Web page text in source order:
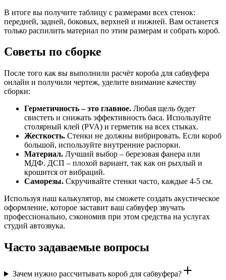
В итоге вы получите таблицу с размерами всех стенок:
передней, задней, боковых, верхней и нижней. Вам останется
только распилить материал по этим размерам и собрать короб.
Советы по сборке
После того как вы выполнили расчёт короба для сабвуфера
онлайн и получили чертеж, уделите внимание качеству
сборки:
Герметичность – это главное. Любая щель будет
свистеть и снижать эффективность баса. Используйте
столярный клей (PVA) и герметик на всех стыках.
Жесткость. Стенки не должны вибрировать. Если короб
большой, используйте внутренние распорки.
Материал. Лучший выбор – березовая фанера или
МДФ. ДСП – плохой вариант, так как он рыхлый и
крошится от вибраций.
Саморезы. Скручивайте стенки часто, каждые 4-5 см.
Используя наш калькулятор, вы сможете создать акустическое
оформление, которое заставит ваш сабвуфер звучать
профессионально, сэкономив при этом средства на услугах
студий автозвука.
Часто задаваемые вопросы
Зачем нужно рассчитывать короб для сабвуфера?